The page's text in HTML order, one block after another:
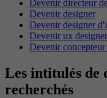
Devenir directeur
Devenir designer
Devenir designer
Devenir ux designer
Devenir concepteur
Les intitulés de
recherchés